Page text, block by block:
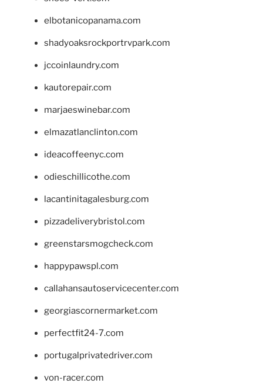
elbotanicopanama.com
shadyoaksrockportrvpark.com
jccoinlaundry.com
kautorepair.com
marjaeswinebar.com
elmazatlanclinton.com
ideacoffeenyc.com
odieschillicothe.com
lacantinitagalesburg.com
pizzadeliverybristol.com
greenstarsmogcheck.com
happypawspl.com
callahansautoservicecenter.com
georgiascornermarket.com
perfectfit24-7.com
portugalprivatedriver.com
von-racer.com